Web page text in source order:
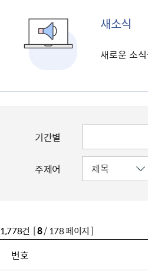
새소식
새로운 소
기간별
주제어
1,778건 [8/ 178 페이지 ]
번호